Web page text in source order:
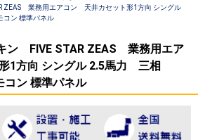
ZEAS 業務用エアコン 天井カセット形1方向 シングル
ン 標準パネル
ン FIVE STAR ZEAS 業務用エア
1方向 シングル 2.5馬力 三相
コン 標準パネル